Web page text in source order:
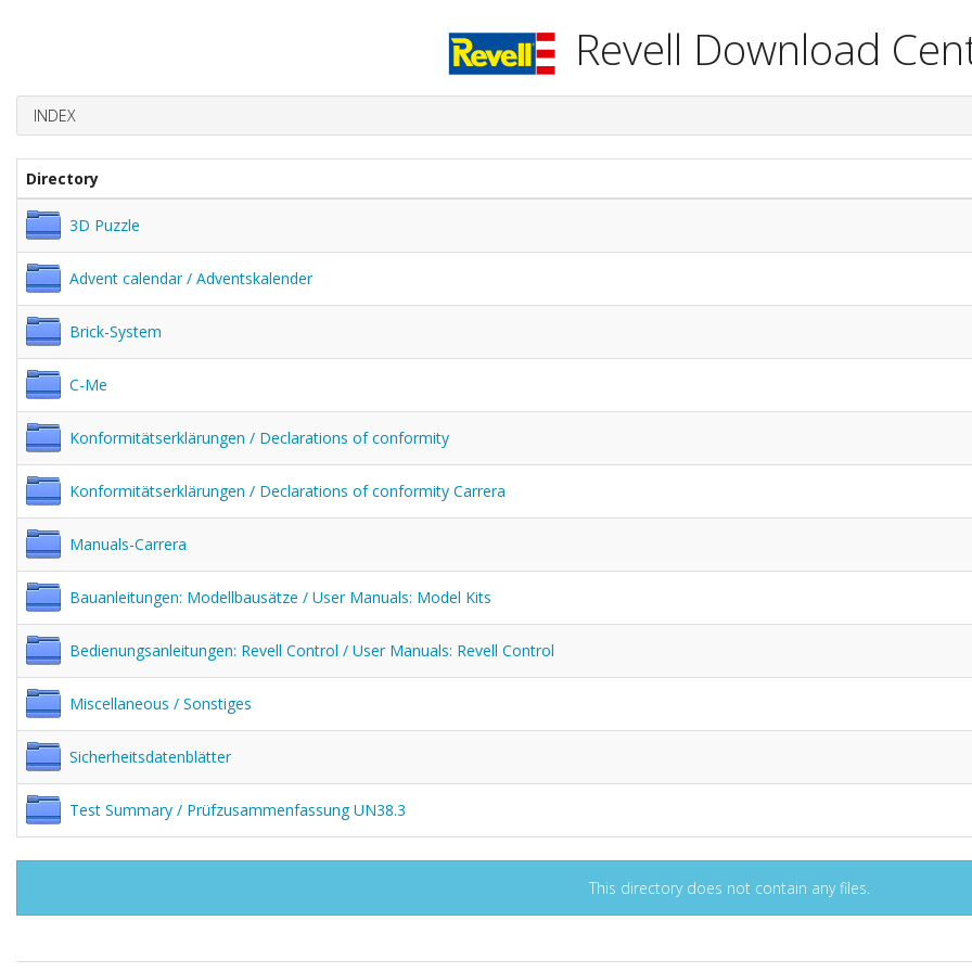
Revell Download
INDEX
Directory
3D Puzzle
Advent calendar / Adventskalender
Brick-System
C-Me
Konformitätserklärungen / Declarations of conformity
Konformitätserklärungen / Declarations of conformity Carrera
Manuals-Carrera
Bauanleitungen: Modellbausätze / User Manuals: Model Kits
Bedienungsanleitungen: Revell Control / User Manuals: Revell Control
Miscellaneous / Sonstiges
Sicherheitsdatenblätter
Test Summary / Prüfzusammenfassung UN38.3
This directory does not contain any files.